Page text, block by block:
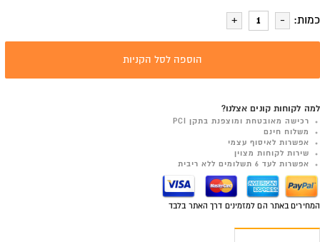
כמות:
הוספה לסל הקניות
למה לקוחות קונים אצלנו?
רכישה מאובטחת ומוצפנת בתקן PCI
משלוח חינם
אפשרות לאיסוף עצמי
שירות לקוחות מצוין
אפשרות לעד 6 תשלומים ללא ריבית
המחירים באתר הם למזמינים דרך האתר בלבד